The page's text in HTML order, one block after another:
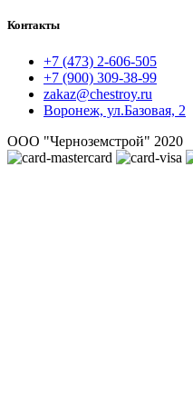
Контакты
+7 (473) 2-606-505
+7 (900) 309-38-99
zakaz@chestroy.ru
Воронеж, ул.Базовая, 2
ООО "Черноземстрой" 2020